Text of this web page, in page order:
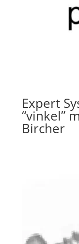
Expert
“vinkel”
Bircher